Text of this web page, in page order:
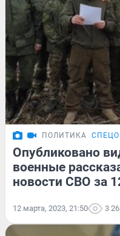
ПОЛИТИКА
Опубликовано
военные
новости СВО за
12 марта, 2023, 21:50 3